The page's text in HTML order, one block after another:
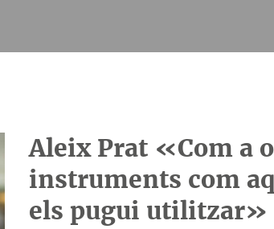
Aleix Prat «Com a
instruments com
els pugui utilitzar»